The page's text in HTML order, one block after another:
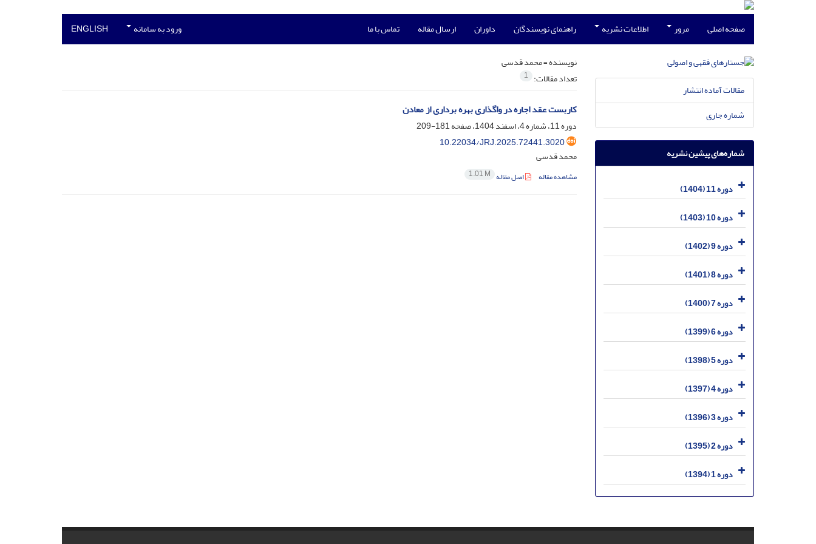
صفحه اصلی مرور اطلاعات نشریه راهنمای نویسندگان داوران ارسال مقاله تماس با ما ورود به سامانه ENGLISH
نویسنده =محمد قدسی
تعداد مقالات: 1
کاربست عقد اجاره در واگذاری بهره برداری از معادن
دوره 11، شماره 4، اسفند 1404، صفحه
181-209
10.22034/JRJ.2025.72441.3020
محمد قدسی
مشاهده مقاله اصل مقاله 1.01 M
مقالات آماده انتشار
شماره جاری
شماره‌های پیشین نشریه
دوره 11 (1404)
دوره 10 (1403)
دوره 9 (1402)
دوره 8 (1401)
دوره 7 (1400)
دوره 6 (1399)
دوره 5 (1398)
دوره 4 (1397)
دوره 3 (1396)
دوره 2 (1395)
دوره 1 (1394)